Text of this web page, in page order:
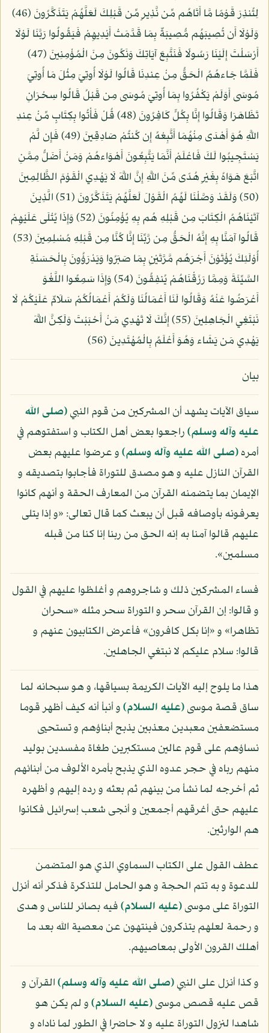
لِتُنذِرَ قَوْمًا مَّا أَتَاهُم مِّن نَّذِيرٍ مِّن قَبْلِكَ لَعَلَّهُمْ يَتَذَكَّرُونَ (46)
وَلَوْلَا أَن تُصِيبَهُم مُّصِيبَةٌ بِمَا قَدَّمَتْ أَيْدِيهِمْ فَيَقُولُوا رَبَّنَا لَوْلَا
أَرْسَلْتَ إِلَيْنَا رَسُولًا فَنَتَّبِعَ آيَاتِكَ وَنَكُونَ مِنَ الْمُؤْمِنِينَ (47)
فَلَمَّا جَاءهُمُ الْحَقُّ مِنْ عِندِنَا قَالُوا لَوْلَا أُوتِيَ مِثْلَ مَا أُوتِيَ
مُوسَى أَوَلَمْ يَكْفُرُوا بِمَا أُوتِيَ مُوسَى مِن قَبْلُ قَالُوا سِحْرَانِ
تَظَاهَرَا وَقَالُوا إِنَّا بِكُلٍّ كَافِرُونَ (48) قُلْ فَأْتُوا بِكِتَابٍ مِّنْ عِندِ
اللَّهِ هُوَ أَهْدَى مِنْهُمَا أَتَّبِعْهُ إِن كُنتُمْ صَادِقِينَ (49) فَإِن لَّمْ
يَسْتَجِيبُوا لَكَ فَاعْلَمْ أَنَّمَا يَتَّبِعُونَ أَهْوَاءهُمْ وَمَنْ أَضَلُّ مِمَّنِ
اتَّبَعَ هَوَاهُ بِغَيْرِ هُدًى مِّنَ اللَّهِ إِنَّ اللَّهَ لَا يَهْدِي الْقَوْمَ الظَّالِمِينَ
(50) وَلَقَدْ وَصَّلْنَا لَهُمُ الْقَوْلَ لَعَلَّهُمْ يَتَذَكَّرُونَ (51) الَّذِينَ
آتَيْنَاهُمُ الْكِتَابَ مِن قَبْلِهِ هُم بِهِ يُؤْمِنُونَ (52) وَإِذَا يُتْلَى عَلَيْهِمْ
قَالُوا آمَنَّا بِهِ إِنَّهُ الْحَقُّ مِن رَّبِّنَا إِنَّا كُنَّا مِن قَبْلِهِ مُسْلِمِينَ (53)
أُوْلَئِكَ يُؤْتَوْنَ أَجْرَهُم مَّرَّتَيْنِ بِمَا صَبَرُوا وَيَدْرَؤُونَ بِالْحَسَنَةِ
السَّيِّئَةَ وَمِمَّا رَزَقْنَاهُمْ يُنفِقُونَ (54) وَإِذَا سَمِعُوا اللَّغْوَ
أَعْرَضُوا عَنْهُ وَقَالُوا لَنَا أَعْمَالُنَا وَلَكُمْ أَعْمَالُكُمْ سَلَامٌ عَلَيْكُمْ لَا
نَبْتَغِي الْجَاهِلِينَ (55) إِنَّكَ لَا تَهْدِي مَنْ أَحْبَبْتَ وَلَكِنَّ اللَّهَ
يَهْدِي مَن يَشَاء وَهُوَ أَعْلَمُ بِالْمُهْتَدِينَ (56)
بيان
سياق الآيات يشهد أن المشركين من قوم النبي(صلى الله
عليه وآله وسلم)راجعوا بعض أهل الكتاب و استفتوهم في
أمره(صلى الله عليه وآله وسلم)و عرضوا عليهم بعض
القرآن النازل عليه و هو مصدق للتوراة فأجابوا بتصديقه و
الإيمان بما يتضمنه القرآن من المعارف الحقة و أنهم كانوا
يعرفونه بأوصافه قبل أن يبعث كما قال تعالى: «و إذا يتلى
عليهم قالوا آمنا به إنه الحق من ربنا إنا كنا من قبله
مسلمين».
فساء المشركين ذلك و شاجروهم و أغلظوا عليهم في القول
و قالوا: إن القرآن سحر و التوراة سحر مثله «سحران
تظاهرا» و «إنا بكل كافرون» فأعرض الكتابيون عنهم و
قالوا: سلام عليكم لا نبتغي الجاهلين.
هذا ما يلوح إليه الآيات الكريمة بسياقها، و هو سبحانه لما
ساق قصة موسى(عليه السلام)و أنبأ أنه كيف أظهر قوما
مستضعفين معبدين معذبين يذبح أبناؤهم و تستحيى
نساؤهم على قوم عالين مستكبرين طغاة مفسدين بوليد
منهم رباه في حجر عدوه الذي يذبح بأمره الألوف من أبنائهم
ثم أخرجه لما نشأ من بينهم ثم بعثه و رده إليهم و أظهره
عليهم حتى أغرقهم أجمعين و أنجى شعب إسرائيل فكانوا
هم الوارثين.
عطف القول على الكتاب السماوي الذي هو المتضمن
للدعوة و به تتم الحجة و هو الحامل للتذكرة فذكر أنه أنزل
التوراة على موسى(عليه السلام)فيه بصائر للناس و هدى
و رحمة لعلهم يتذكرون فينتهون عن معصية الله بعد ما
أهلك القرون الأولى بمعاصيهم.
و كذا أنزل على النبي(صلى الله عليه وآله وسلم)القرآن و
قص عليه قصص موسى(عليه السلام)و لم يكن هو
شاهدا لنزول التوراة عليه و لا حاضرا في الطور لما ناداه و